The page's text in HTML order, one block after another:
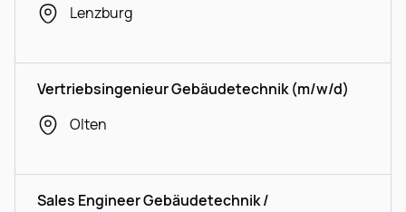
Lenzburg
Vertriebsingenieur Gebäudetechnik (m/w/d)
Olten
Sales Engineer Gebäudetechnik /